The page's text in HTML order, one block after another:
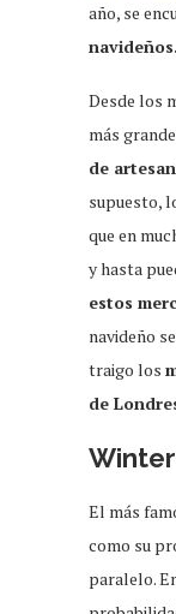
año, se
navideños.
Desde los
más
de
supuesto,
que en
y hasta
estos
navideño
traigo los
de
El más
como su
paralelo.